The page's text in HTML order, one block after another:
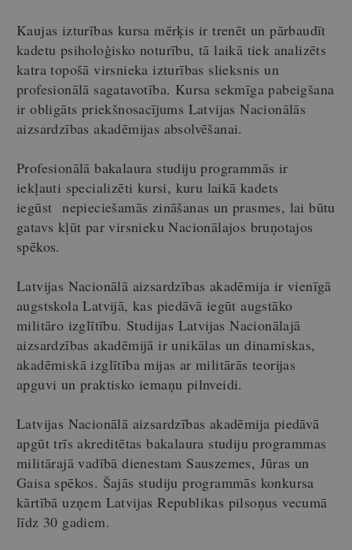
Kaujas izturības kursa mērķis ir trenēt un pārbaudīt
kadetu psiholoģisko noturību, tā laikā tiek analizēts
katra topošā virsnieka izturības slieksnis un
profesionālā sagatavotība. Kursa sekmīga pabeigšana
ir obligāts priekšnosacījums Latvijas Nacionālās
aizsardzības akadēmijas absolvēšanai.
Profesionālā bakalaura studiju programmās ir
iekļauti specializēti kursi, kuru laikā kadets
iegūst nepieciešamās zināšanas un prasmes, lai būtu
gatavs kļūt par virsnieku Nacionālajos bruņotajos
spēkos.
Latvijas Nacionālā aizsardzības akadēmija ir vienīgā
augstskola Latvijā, kas piedāvā iegūt augstāko
militāro izglītību. Studijas Latvijas Nacionālajā
aizsardzības akadēmijā ir unikālas un dinamiskas,
akadēmiskā izglītība mijas ar militārās teorijas
apguvi un praktisko iemaņu pilnveidi.
Latvijas Nacionālā aizsardzības akadēmija piedāvā
apgūt trīs akreditētas bakalaura studiju programmas
militārajā vadībā dienestam Sauszemes, Jūras un
Gaisa spēkos. Šajās studiju programmās konkursa
kārtībā uzņem Latvijas Republikas pilsoņus vecumā
līdz 30 gadiem.